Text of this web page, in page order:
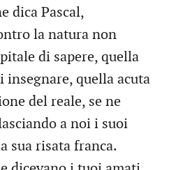
dica Pascal,
la natura non
di sapere, quella
insegnare, quella acuta
del reale, se ne
a noi i suoi
sua risata franca.